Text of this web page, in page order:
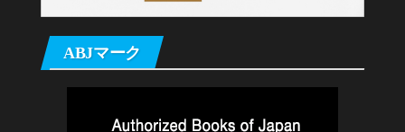
ABJマーク